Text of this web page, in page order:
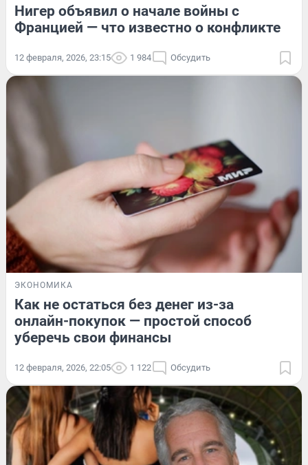
Нигер объявил о начале войны с
Францией — что известно о конфликте
12 февраля, 2026, 23:15 1 984 Обсудить
ЭКОНОМИКА
Как не остаться без денег из-за
онлайн-покупок — простой способ
уберечь свои финансы
12 февраля, 2026, 22:05 1 122 Обсудить